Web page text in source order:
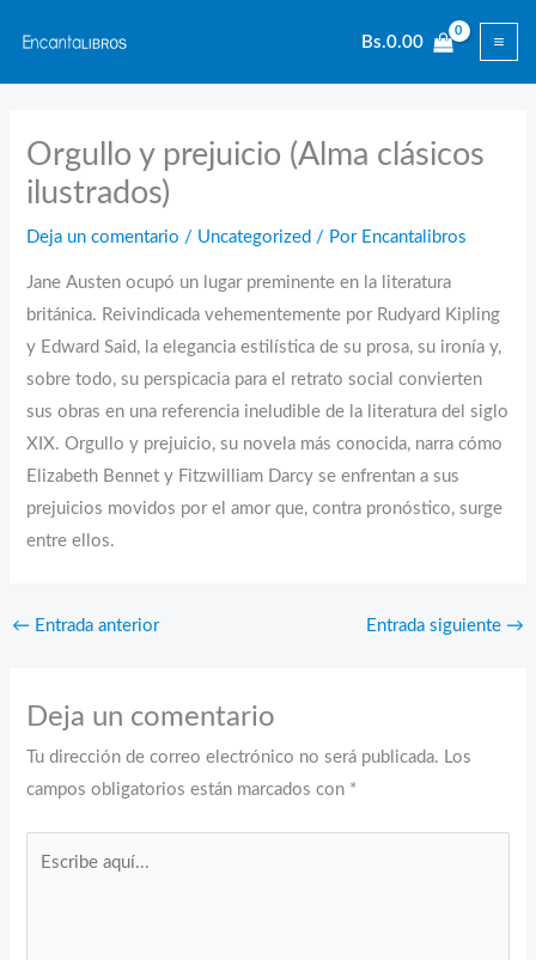
contenido
Bs.0.00
Orgullo y prejuicio (Alma clásicos
ilustrados)
Deja un comentario / Uncategorized / Por Encantalibros
Jane Austen ocupó un lugar preminente en la literatura
británica. Reivindicada vehementemente por Rudyard Kipling
y Edward Said, la elegancia estilística de su prosa, su ironía y,
sobre todo, su perspicacia para el retrato social convierten
sus obras en una referencia ineludible de la literatura del siglo
XIX. Orgullo y prejuicio, su novela más conocida, narra cómo
Elizabeth Bennet y Fitzwilliam Darcy se enfrentan a sus
prejuicios movidos por el amor que, contra pronóstico, surge
entre ellos.
← Entrada anterior Entrada siguiente →
Deja un comentario
Tu dirección de correo electrónico no será publicada. Los
campos obligatorios están marcados con *